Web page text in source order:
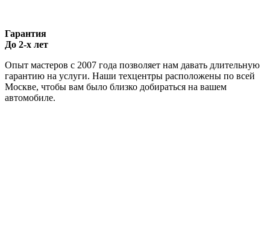
Гарантия
До 2-х лет
Опыт мастеров с 2007 года позволяет нам давать длительную
гарантию на услуги. Наши техцентры расположены по всей
Москве, чтобы вам было близко добираться на вашем
автомобиле.